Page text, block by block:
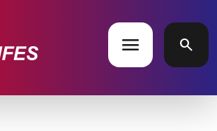
menu search